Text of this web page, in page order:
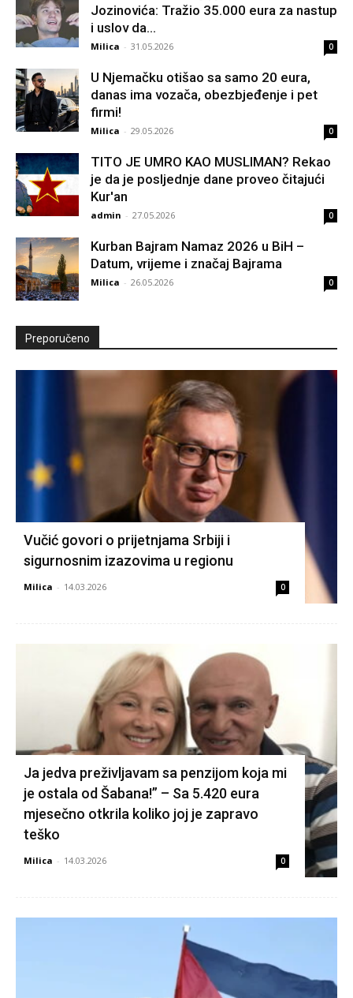
Jozinovića: Tražio 35.000 eura za nastup
i uslov da...
Milica - 31.05.2026 0
U Njemačku otišao sa samo 20 eura,
danas ima vozača, obezbjeđenje i pet
firmi!
Milica - 29.05.2026 0
TITO JE UMRO KAO MUSLIMAN? Rekao
je da je posljednje dane proveo čitajući
Kur'an
admin - 27.05.2026 0
Kurban Bajram Namaz 2026 u BiH –
Datum, vrijeme i značaj Bajrama
Milica - 26.05.2026 0
Preporučeno
Vučić govori o prijetnjama Srbiji i
sigurnosnim izazovima u regionu
Milica - 14.03.2026 0
Ja jedva preživljavam sa penzijom koja mi
je ostala od Šabana!” – Sa 5.420 eura
mjesečno otkrila koliko joj je zapravo
teško
Milica - 14.03.2026 0